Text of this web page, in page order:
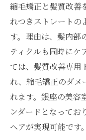
銀座のプ
縮毛矯正
美しいス
縮毛矯正
縮毛矯正専門
縮毛矯正
説
銀座の縮
縮毛矯正と髪質改善
れつきストレートの
す。理由は、髪内部
ティクルも同時にケ
ては、髪質改善専用
れ、縮毛矯正のダメ
れます。銀座の美容
ンダードとなってお
ヘアが実現可能です。